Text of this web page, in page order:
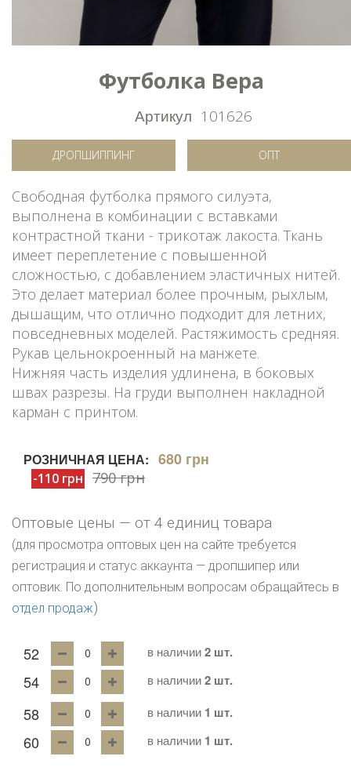
Футболка Вера
Артикул 101626
ДРОПШИППИНГ ОПТ
Свободная футболка прямого силуэта,
выполнена в комбинации с вставками
контрастной ткани - трикотаж лакоста. Ткань
имеет переплетение с повышенной
сложностью, с добавлением эластичных нитей.
Это делает материал более прочным, рыхлым,
дышащим, что отлично подходит для летних,
повседневных моделей. Растяжимость средняя.
Рукав цельнокроенный на манжете.
Нижняя часть изделия удлинена, в боковых
швах разрезы. На груди выполнен накладной
карман с принтом.
РОЗНИЧНАЯ ЦЕНА: 680 грн
-110 грн 790 грн
Оптовые цены — от 4 единиц товара
(для просмотра оптовых цен на сайте требуется
регистрация и статус аккаунта — дропшипер или
оптовик. По дополнительным вопросам обращайтесь в
отдел продаж)
52 в наличии2 шт.
54 в наличии2 шт.
58 в наличии 1 шт.
60 в наличии 1 шт.